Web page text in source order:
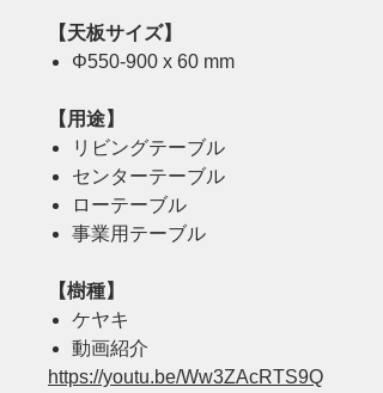
【天板サイズ】
Φ550-900 x 60 mm
【用途】
リビングテーブル
センターテーブル
ローテーブル
事業用テーブル
【樹種】
ケヤキ
動画紹介
https://youtu.be/Ww3ZAcRTS9Q